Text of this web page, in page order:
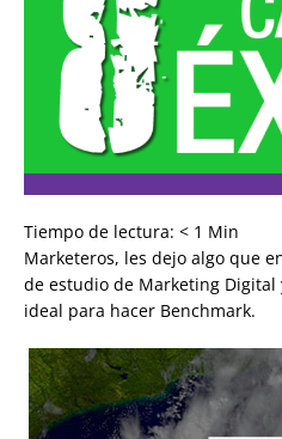
Tiempo de lectura: < 1 Min
Marketeros, les dejo algo que
de estudio de Marketing Digital
ideal para hacer Benchmark.